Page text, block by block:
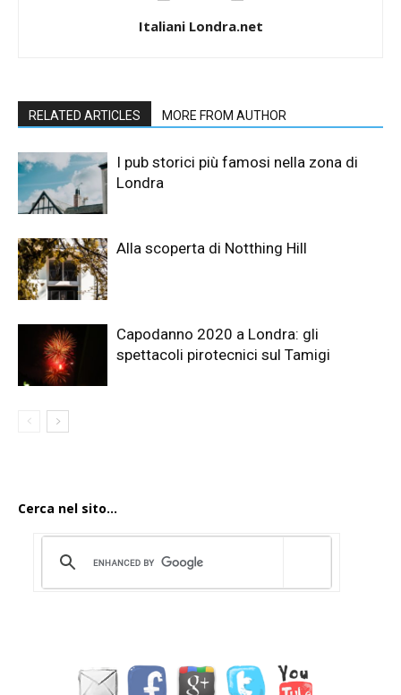
Italiani Londra.net
RELATED ARTICLES MORE FROM AUTHOR
I pub storici più famosi nella zona di
Londra
Alla scoperta di Notthing Hill
Capodanno 2020 a Londra: gli
spettacoli pirotecnici sul Tamigi
Cerca nel sito...